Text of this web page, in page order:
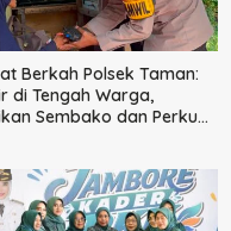
Berkah Polsek Taman:
di Tengah Warga,
Sembako dan Perkuat